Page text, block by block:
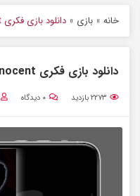
خانه » بازی » دانلود بازی فکری I am innocent برای اندروید + مود
دانلود بازی فکری I am innocent برای اندروید + مود
۲۲۷۳بازدید ۰ دیدگاه